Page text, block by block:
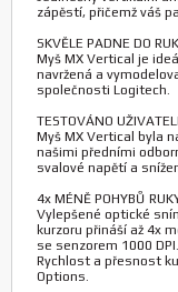
zápěstí, přičemž váš
SKVĚLE PADNE DO
Myš MX Vertical je
navržená a
společnosti Logitech.
TESTOVÁNO
Myš MX Vertical byla
našimi předními
svalové napětí a
4x MÉNĚ POHYBŮ
Vylepšené optické
kurzoru přináší až 4x
se senzorem 1000
Rychlost a přesnost
Options.